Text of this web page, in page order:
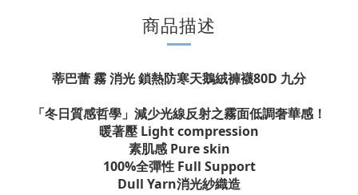
商品描述
蒂巴蕾 霧 消光 鎖熱防寒天鵝絨褲襪80D 九分
「冬日質感哲學」 減少光線反射之霧面低調奢華感！
暖著壓 Light compression
素肌感 Pure skin
100%全彈性 Full Support
Dull Yarn消光紗織造